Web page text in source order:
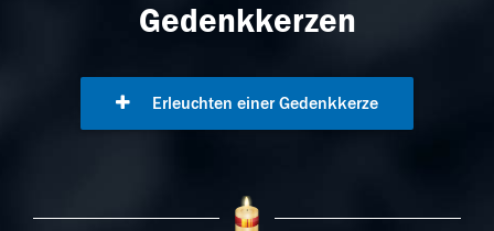
Gedenkkerzen
Erleuchten einer Gedenkkerze